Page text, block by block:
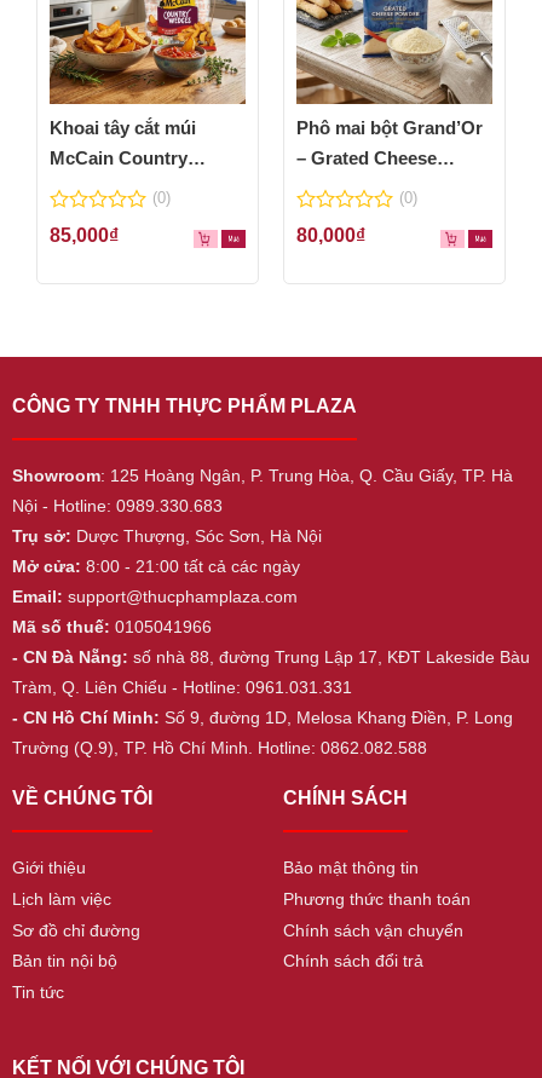
Khoai tây cắt múi
McCain Country
Wedges 600g
0
out
5
(0)
85,000₫
Phô mai bột Grand’Or
– Grated Cheese
Powder 100g
0
out
5
(0)
80,000₫
CÔNG TY TNHH THỰC PHẨM PLAZA
Showroom: 125 Hoàng Ngân, P. Trung Hòa, Q. Cầu Giấy, TP. Hà
Nội - Hotline: 0989.330.683
Trụ sở: Dược Thượng, Sóc Sơn, Hà Nội
Mở cửa: 8:00 - 21:00 tất cả các ngày
Email: support@thucphamplaza.com
Mã số thuế: 0105041966
- CN Đà Nẵng: số nhà 88, đường Trung Lập 17, KĐT Lakeside Bàu
Tràm, Q. Liên Chiểu - Hotline: 0961.031.331
- CN Hồ Chí Minh: Số 9, đường 1D, Melosa Khang Điền, P. Long
Trường (Q.9), TP. Hồ Chí Minh. Hotline: 0862.082.588
VỀ CHÚNG TÔI
Giới thiệu
Lịch làm việc
Sơ đồ chỉ đường
Bản tin nội bộ
Tin tức
CHÍNH SÁCH
Bảo mật thông tin
Phương thức thanh toán
Chính sách vận chuyển
Chính sách đổi trả
KẾT NỐI VỚI CHÚNG TÔI